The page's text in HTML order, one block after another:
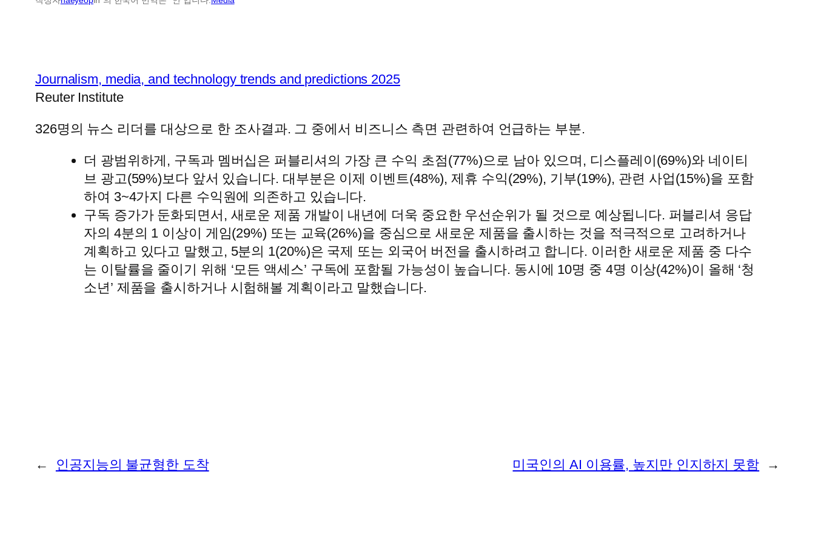
Journalism, media, and technology trends and predictions 2025
Reuter Institute
326명의 뉴스 리더를 대상으로 한 조사결과. 그 중에서 비즈니스 측면 관련하여 언급하는 부분.
더 광범위하게, 구독과 멤버십은 퍼블리셔의 가장 큰 수익 초점(77%)으로 남아 있으며, 디스플레이(69%)와 네이티
브 광고(59%)보다 앞서 있습니다. 대부분은 이제 이벤트(48%), 제휴 수익(29%), 기부(19%), 관련 사업(15%)을 포함
하여 3~4가지 다른 수익원에 의존하고 있습니다.
구독 증가가 둔화되면서, 새로운 제품 개발이 내년에 더욱 중요한 우선순위가 될 것으로 예상됩니다. 퍼블리셔 응답
자의 4분의 1 이상이 게임(29%) 또는 교육(26%)을 중심으로 새로운 제품을 출시하는 것을 적극적으로 고려하거나
계획하고 있다고 말했고, 5분의 1(20%)은 국제 또는 외국어 버전을 출시하려고 합니다. 이러한 새로운 제품 중 다수
는 이탈률을 줄이기 위해 ‘모든 액세스’ 구독에 포함될 가능성이 높습니다. 동시에 10명 중 4명 이상(42%)이 올해 ‘청
소년’ 제품을 출시하거나 시험해볼 계획이라고 말했습니다.
← 인공지능의 불균형한 도착 미국인의 AI 이용률, 높지만 인지하지 못함 →